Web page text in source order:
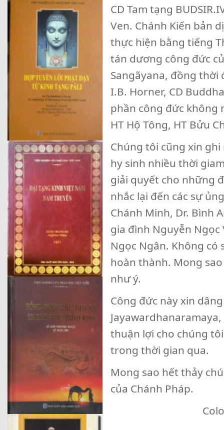
CD Tam tạng
Ven. Chánh Kiến bản
thực hiện bằng tiếng
tán dương công đức
Sangãyana, đồng thời
I.B. Horner, CD
phần công đức không
HT Hộ Tông, HT Bửu
Chúng tôi cũng xin
hy sinh nhiều thời
giải quyết cho những
nhắc lại đến các sự
Chánh Minh, Dr. Bình
gia đình Nguyễn Ngọc
Ngọc Ngân. Không có
hoàn thành. Mong
như ý.
Công đức này xin
thuận lợi cho chúng
trong thời gian qua.
Mong sao hết thảy
của Chánh Pháp.